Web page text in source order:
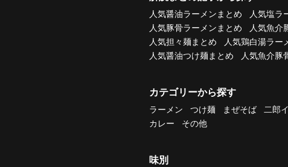
人気醤油ラーメンまとめ 人気塩ラ
人気豚骨ラーメンまとめ
人気魚介
人気担々麺まとめ
人気鶏白湯ラー
人気醤油つけ麺まとめ
人気魚介豚
カテゴリーから探す
ラーメン つけ麺 まぜそば 二郎
カレー
その他
味別